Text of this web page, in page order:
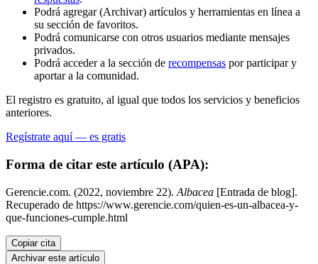
Podrá agregar (Archivar) artículos y herramientas en línea a
su sección de favoritos.
Podrá comunicarse con otros usuarios mediante mensajes
privados.
Podrá acceder a la sección de recompensas por participar y
aportar a la comunidad.
El registro es gratuito, al igual que todos los servicios y beneficios
anteriores.
Regístrate aquí — es gratis
Forma de citar este artículo (APA):
Gerencie.com. (2022, noviembre 22). Albacea [Entrada de blog].
Recuperado de https://www.gerencie.com/quien-es-un-albacea-y-
que-funciones-cumple.html
Copiar cita
Archivar este artículo